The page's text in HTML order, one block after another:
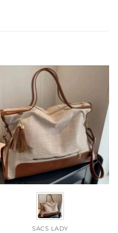
SACS LADY